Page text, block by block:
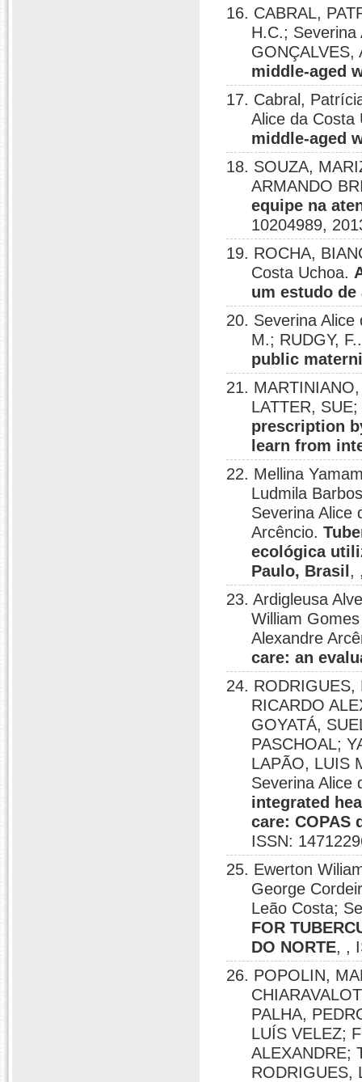
16. CABRAL,
H.C.;
middle-aged
17. Cabral,
Alice da
middle-aged
18. SOUZA,
ARMANDO
equipe na
10204989,
19. ROCHA,
Costa Uchoa.
um estudo
20. Severina
M.; RUDGY,
public
21.
LATTER,
prescription
learn from
22. Mellina
Ludmila
Severina Alice
Arcêncio.
ecológica
Paulo, Brasil ,
23. Ardigleusa
William
Alexandre
care: an
24. RODRIGUES,
RICARDO
GOYATÁ,
PASCHOAL;
LAPÃO, LUIS
Severina Alice
integrated
care: COPAS
ISSN:
25. Ewerton
George
Leão Costa;
FOR
DO NORTE, ,
26. POPOLIN,
PALHA,
LUÍS VELEZ;
ALEXANDRE;
RODRIGUES,